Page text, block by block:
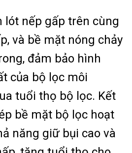
lót nếp gấp trên cùng
và bề mặt nóng chảy
đảm bảo hình
của bộ lọc môi
tuổi thọ bộ lọc. Kết
bề mặt bộ lọc hoạt
năng giữ bụi cao và